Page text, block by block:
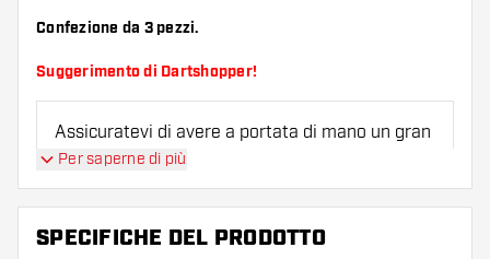
Confezione da 3 pezzi.
Suggerimento di Dartshopper!
Assicuratevi di avere a portata di mano un gran
numero di alette e di astine. Questi possono
danneggiarsi o rompersi con l'uso.
Provate una forma, un materiale o uno
Per saperne di più
SPECIFICHE DEL PRODOTTO